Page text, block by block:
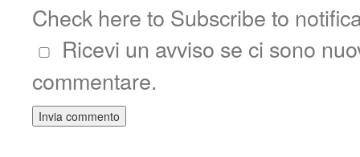
Check here to Subscribe to
Ricevi un avviso se ci sono
commentare.